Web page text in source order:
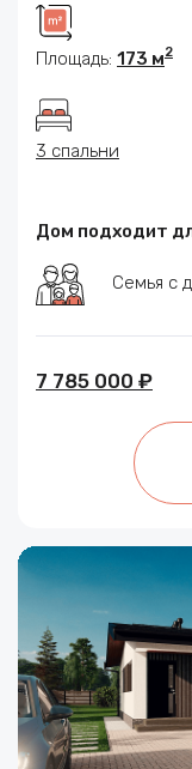
Площадь: 173 м2
3 спальни
Дом подходит
Семья с
7 785 000 ₽